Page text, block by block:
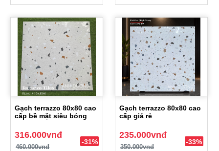
Gạch terrazzo 80x80 cao
cấp bề mặt siêu bóng
316.000vnđ
460.000vnđ
-31%
Gạch terrazzo 80x80 cao
cấp giá rẻ
235.000vnđ
350.000vnđ
-33%